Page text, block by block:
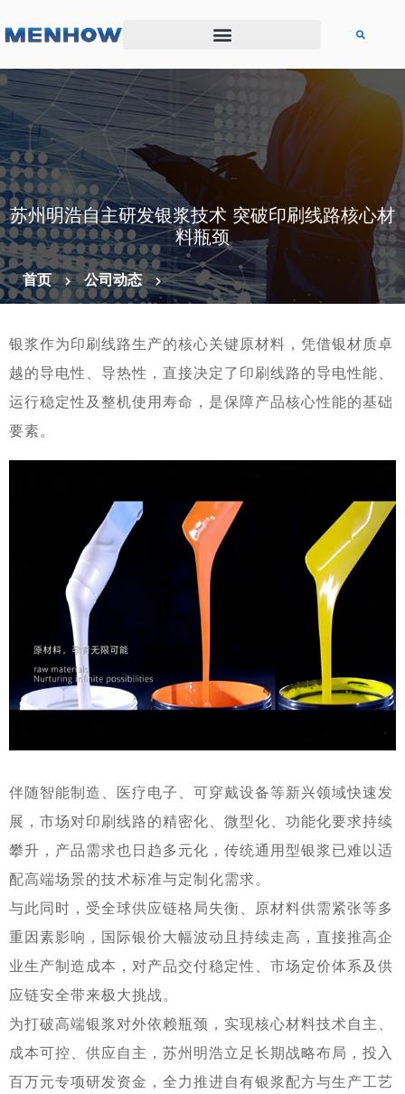
苏州明浩自主研发银浆技术 突破印刷线路核心材
料瓶颈
首页 公司动态
银浆作为印刷线路生产的核心关键原材料，凭借银材质卓
越的导电性、导热性，直接决定了印刷线路的导电性能、
运行稳定性及整机使用寿命，是保障产品核心性能的基础
要素。
伴随智能制造、医疗电子、可穿戴设备等新兴领域快速发
展，市场对印刷线路的精密化、微型化、功能化要求持续
攀升，产品需求也日趋多元化，传统通用型银浆已难以适
配高端场景的技术标准与定制化需求。
与此同时，受全球供应链格局失衡、原材料供需紧张等多
重因素影响，国际银价大幅波动且持续走高，直接推高企
业生产制造成本，对产品交付稳定性、市场定价体系及供
应链安全带来极大挑战。
为打破高端银浆对外依赖瓶颈，实现核心材料技术自主、
成本可控、供应自主，苏州明浩立足长期战略布局，投入
百万元专项研发资金，全力推进自有银浆配方与生产工艺